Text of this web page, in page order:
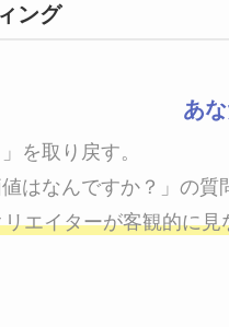
ング
あ
を取り戻す。
値はなんですか？」の
エイターが客観的に